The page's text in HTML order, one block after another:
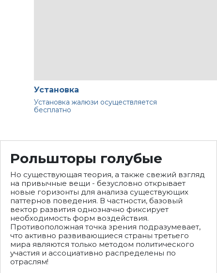
Установка
Установка жалюзи осуществляется
бесплатно
Рольшторы голубые
Но существующая теория, а также свежий взгляд
на привычные вещи - безусловно открывает
новые горизонты для анализа существующих
паттернов поведения. В частности, базовый
вектор развития однозначно фиксирует
необходимость форм воздействия.
Противоположная точка зрения подразумевает,
что активно развивающиеся страны третьего
мира являются только методом политического
участия и ассоциативно распределены по
отраслям!